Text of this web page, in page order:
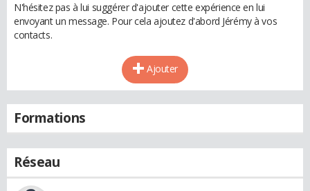
N'hésitez pas à lui suggérer d'ajouter cette expérience en lui
envoyant un message. Pour cela ajoutez d'abord Jérémy à vos
contacts.
Ajouter
Formations
Réseau